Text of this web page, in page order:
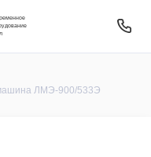
ЛМЭ-900/533Э